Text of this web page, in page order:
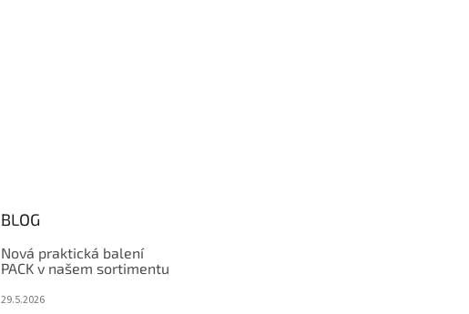
BLOG
Nová praktická balení
PACK v našem sortimentu
29.5.2026